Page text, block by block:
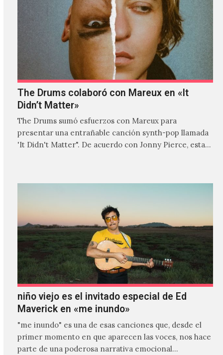
The Drums colaboró con Mareux en «It
Didn’t Matter»
The Drums sumó esfuerzos con Mareux para
presentar una entrañable canción synth-pop llamada
'It Didn't Matter". De acuerdo con Jonny Pierce, esta
niño viejo es el invitado especial de Ed
Maverick en «me inundo»
"me inundo" es una de esas canciones que, desde el
primer momento en que aparecen las voces, nos hace
parte de una poderosa narrativa emocional…